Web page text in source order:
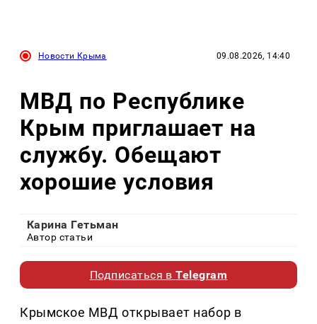
Новости Крыма 09.08.2026, 14:40
МВД по Республике
Крым приглашает на
службу. Обещают
хорошие условия
Карина Гетьман
Автор статьи
Подписаться вTelegram
Крымское МВД открывает набор в